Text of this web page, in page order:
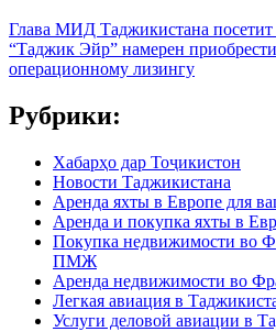
Глава МИД Таджикистана
“Таджик Эйр” намерен
операционному лизингу
Рубрики:
Хабарҳо дар Тоҷикистон
Новости Таджикистана
Аренда яхты в Европе для
Аренда и покупка яхты в
Покупка недвижимости во
ПМЖ
Аренда недвижимости во
Легкая авиация в
Услуги деловой авиации в